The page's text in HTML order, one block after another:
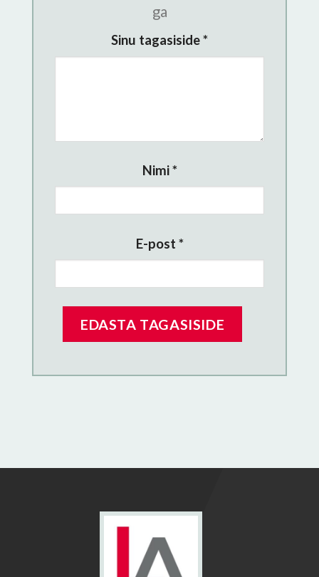
ga
Sinu tagasiside*
Nimi*
E-post *